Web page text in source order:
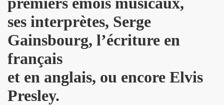
ses interprètes, Serge
Gainsbourg, l’écriture en
français
et en anglais, ou encore Elvis
Presley.
A SERGE REZVANI" le 2 juin 2010 aux TROIS
CONTROL CLUB, BERTRAND BURGALAT au
FRANCE le 15 mai 2010 au musee MAC-VAL de
BARDOT ("MON BB")" le 15 avril 2010 a la FNAC
cabaret ARTISHOW (Paris) pour l'emission "DIVAS